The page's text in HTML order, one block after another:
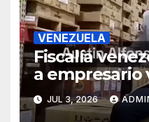
VENEZUELA
Fiscalía
a empresario
Grupo
reportes
JUL 3, 2026